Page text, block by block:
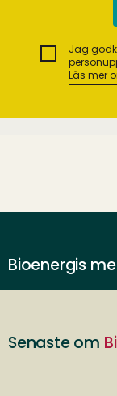
Jag
Läs mer
Bioenergis
Senaste om